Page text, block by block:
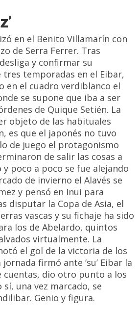
en el Benito Villamarín con
de Serra Ferrer. Tras
y confirmar su
temporadas en el Eibar,
en el cuadro verdiblanco el
se supone que iba a ser
de Quique Setién. La
objeto de las habituales
es que el japonés no tuvo
de juego el protagonismo
de salir las cosas a
poco a poco se fue alejando
de invierno el Alavés se
y pensó en Inui para
disputar la Copa de Asia, el
vascas y su fichaje ha sido
los de Abelardo, quintos
virtualmente. La
el gol de la victoria de los
firmó ante ‘su’ Eibar la
cuentas, dio otro punto a los
sí, una vez marcado, se
Genio y figura.